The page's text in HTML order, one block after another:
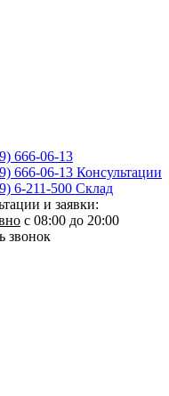
666-06-13
666-06-13 Консультации
6-211-500 Склад
и заявки:
с 08:00 до 20:00
звонок